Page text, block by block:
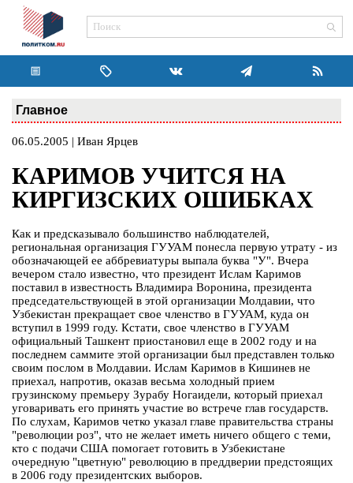
Главное
06.05.2005 | Иван Ярцев
КАРИМОВ УЧИТСЯ НА
КИРГИЗСКИХ ОШИБКАХ
Как и предсказывало большинство наблюдателей,
региональная организация ГУУАМ понесла первую утрату - из
обозначающей ее аббревиатуры выпала буква "У". Вчера
вечером стало известно, что президент Ислам Каримов
поставил в известность Владимира Воронина, президента
председательствующей в этой организации Молдавии, что
Узбекистан прекращает свое членство в ГУУАМ, куда он
вступил в 1999 году. Кстати, свое членство в ГУУАМ
официальный Ташкент приостановил еще в 2002 году и на
последнем саммите этой организации был представлен только
своим послом в Молдавии. Ислам Каримов в Кишинев не
приехал, напротив, оказав весьма холодный прием
грузинскому премьеру Зурабу Ногаидели, который приехал
уговаривать его принять участие во встрече глав государств.
По слухам, Каримов четко указал главе правительства страны
"революции роз", что не желает иметь ничего общего с теми,
кто с подачи США помогает готовить в Узбекистане
очередную "цветную" революцию в преддверии предстоящих
в 2006 году президентских выборов.